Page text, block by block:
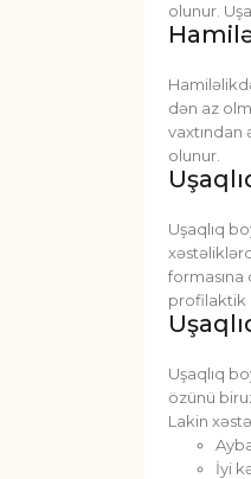
olunur.
dən az
vaxtından
olunur.
Uşaqlıq
profilaktik
Uşaqlıq
özünü
Lakin
İyi